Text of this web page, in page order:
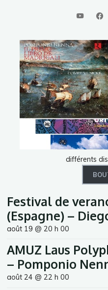
différents
Festival de
(Espagne) –
août 19 @ 20 h 00
AMUZ Laus
– Pomponio
août 24 @ 22 h 00